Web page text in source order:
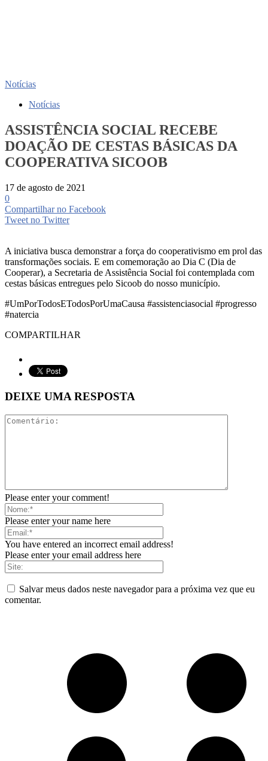
Notícias
Notícias
ASSISTÊNCIA SOCIAL RECEBE
DOAÇÃO DE CESTAS BÁSICAS DA
COOPERATIVA SICOOB
17 de agosto de 2021
0
Compartilhar no Facebook
Tweet no Twitter
A iniciativa busca demonstrar a força do cooperativismo em prol das
transformações sociais. E em comemoração ao Dia C (Dia de
Cooperar), a Secretaria de Assistência Social foi contemplada com
cestas básicas entregues pelo Sicoob do nosso município.
#UmPorTodosETodosPorUmaCausa #assistenciasocial #progresso
#natercia
COMPARTILHAR
DEIXE UMA RESPOSTA
Please enter your comment!
Please enter your name here
You have entered an incorrect email address!
Please enter your email address here
Salvar meus dados neste navegador para a próxima vez que eu
comentar.